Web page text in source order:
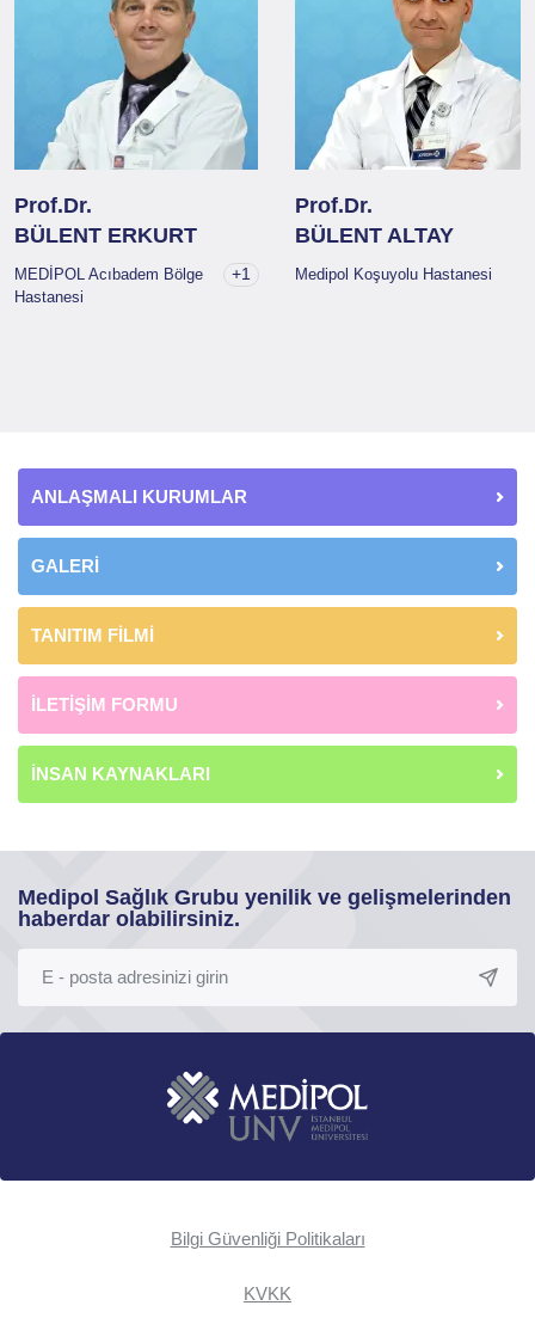
Prof.Dr.
BÜLENT ERKURT
MEDİPOL Acıbadem Bölge
Hastanesi
+1
Prof.Dr.
BÜLENT ALTAY
Medipol Koşuyolu Hastanesi
ANLAŞMALI KURUMLAR
GALERİ
TANITIM FİLMİ
İLETİŞİM FORMU
İNSAN KAYNAKLARI
Medipol Sağlık Grubu yenilik ve gelişmelerinden
haberdar olabilirsiniz.
Bilgi Güvenliği Politikaları
KVKK